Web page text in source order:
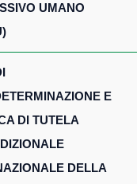
UMANO
E
DI TUTELA
DELLA